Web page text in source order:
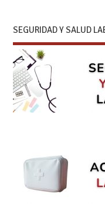
SEGURIDAD Y SALUD